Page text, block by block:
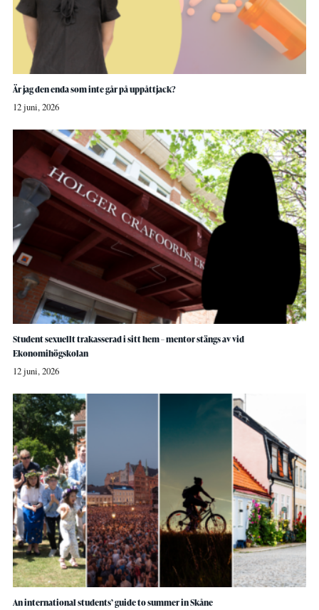
Är jag den enda som inte går på uppåttjack?
12 juni, 2026
Student sexuellt trakasserad i sitt hem – mentor stängs av vid
Ekonomihögskolan
12 juni, 2026
An international students’ guide to summer in Skåne